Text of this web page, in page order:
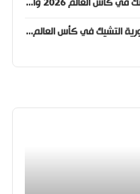
موعد مباراة كوريا الجنوبية وجمهورية التشيك في كأس العالم 2026 والقنوات الناقلة